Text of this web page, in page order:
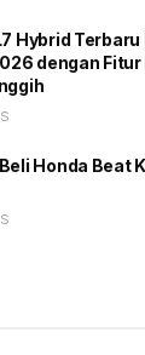
Hybrid
dengan
Honda Beat